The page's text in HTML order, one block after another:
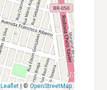
Leaflet © OpenStreetMap